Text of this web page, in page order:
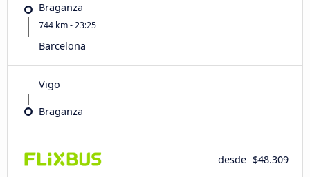
Braganza
744 km - 23:25
Barcelona
Vigo
Braganza
desde $48.309